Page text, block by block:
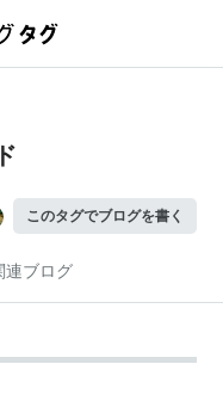
このタグでブログを書く
連ブログ